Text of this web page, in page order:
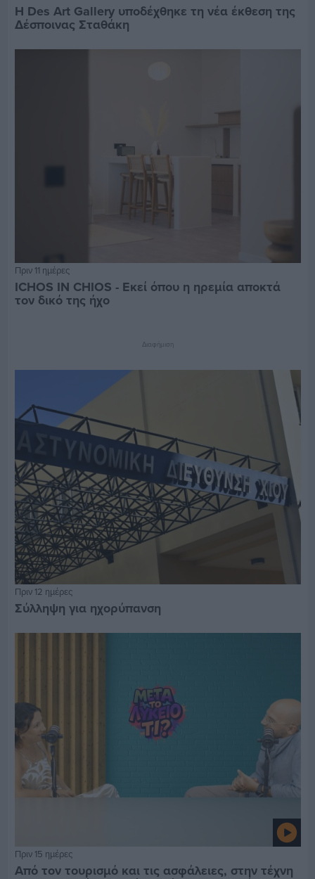
Η Des Art Gallery υποδέχθηκε τη νέα έκθεση της
Δέσποινας Σταθάκη
Πριν 11 ημέρες
ICHOS IN CHIOS - Εκεί όπου η ηρεμία αποκτά
τον δικό της ήχο
Διαφήμιση
Πριν 12 ημέρες
Σύλληψη για ηχορύπανση
Πριν 15 ημέρες
Από τον τουρισμό και τις ασφάλειες, στην τέχνη